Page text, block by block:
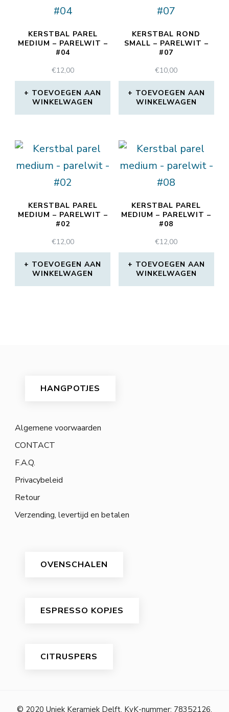
KERSTBAL PAREL
MEDIUM – PARELWIT –
#04
€12,00
TOEVOEGEN AAN
WINKELWAGEN
KERSTBAL ROND
SMALL – PARELWIT –
#07
€10,00
TOEVOEGEN AAN
WINKELWAGEN
KERSTBAL PAREL
MEDIUM – PARELWIT –
#02
€12,00
TOEVOEGEN AAN
WINKELWAGEN
KERSTBAL PAREL
MEDIUM – PARELWIT –
#08
€12,00
TOEVOEGEN AAN
WINKELWAGEN
HANGPOTJES
Algemene voorwaarden
CONTACT
F.A.Q.
Privacybeleid
Retour
Verzending, levertijd en betalen
OVENSCHALEN
ESPRESSO KOPJES
CITRUSPERS
© 2020 Uniek Keramiek Delft. KvK-nummer: 78352126.